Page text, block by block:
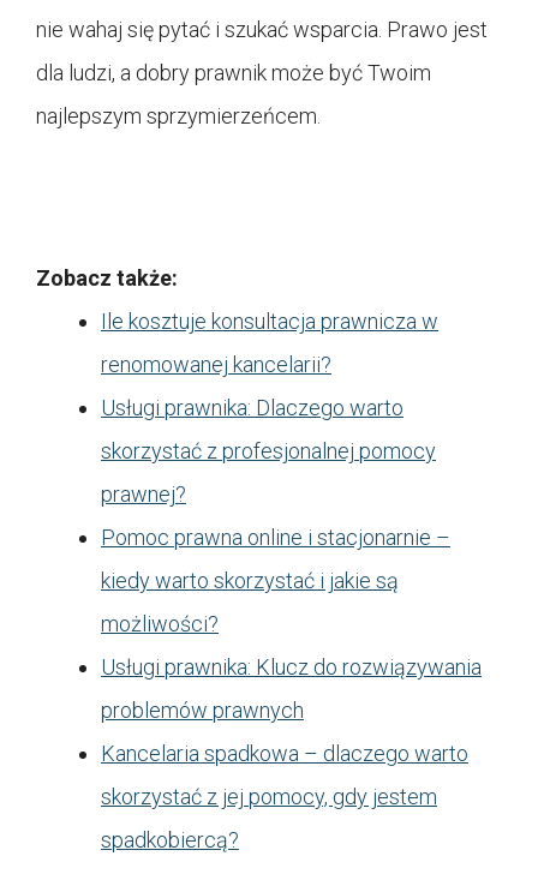
nie wahaj się pytać i szukać wsparcia. Prawo jest
dla ludzi, a dobry prawnik może być Twoim
najlepszym sprzymierzeńcem.
Zobacz także:
Ile kosztuje konsultacja prawnicza w
renomowanej kancelarii?
Usługi prawnika: Dlaczego warto
skorzystać z profesjonalnej pomocy
prawnej?
Pomoc prawna online i stacjonarnie –
kiedy warto skorzystać i jakie są
możliwości?
Usługi prawnika: Klucz do rozwiązywania
problemów prawnych
Kancelaria spadkowa – dlaczego warto
skorzystać z jej pomocy, gdy jestem
spadkobiercą?